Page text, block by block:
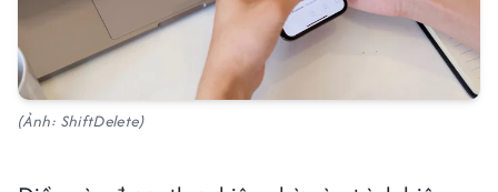
(Ảnh: ShiftDelete)